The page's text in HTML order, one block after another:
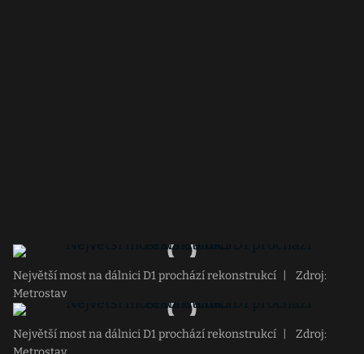
Největší most na dálnici D1 prochází rekonstrukcí
Zdroj:
Metrostav
Největší most na dálnici D1 prochází rekonstrukcí
Zdroj: